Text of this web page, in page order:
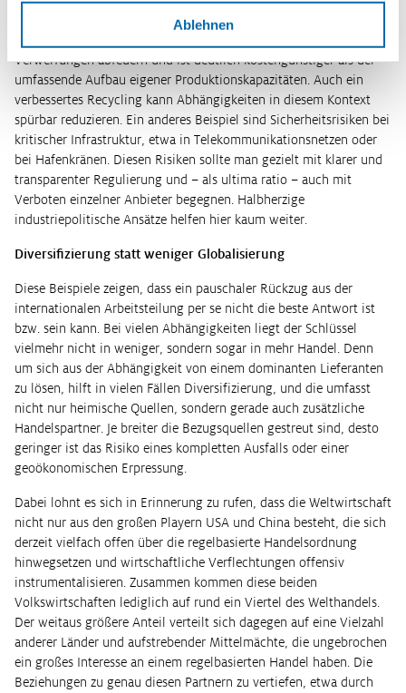
Ablehnen
Instrumente bereit, die sich auch miteinander kombinieren lassen.
Verwerfungen abfedern und ist deutlich kostengünstiger als der
umfassende Aufbau eigener Produktionskapazitäten. Auch ein
verbessertes Recycling kann Abhängigkeiten in diesem Kontext
spürbar reduzieren. Ein anderes Beispiel sind Sicherheitsrisiken bei
kritischer Infrastruktur, etwa in Telekommunikationsnetzen oder
bei Hafenkränen. Diesen Risiken sollte man gezielt mit klarer und
transparenter Regulierung und – als ultima ratio – auch mit
Verboten einzelner Anbieter begegnen. Halbherzige
industriepolitische Ansätze helfen hier kaum weiter.
Diversifizierung statt weniger Globalisierung
Diese Beispiele zeigen, dass ein pauschaler Rückzug aus der
internationalen Arbeitsteilung per se nicht die beste Antwort ist
bzw. sein kann. Bei vielen Abhängigkeiten liegt der Schlüssel
vielmehr nicht in weniger, sondern sogar in mehr Handel. Denn
um sich aus der Abhängigkeit von einem dominanten Lieferanten
zu lösen, hilft in vielen Fällen Diversifizierung, und die umfasst
nicht nur heimische Quellen, sondern gerade auch zusätzliche
Handelspartner. Je breiter die Bezugsquellen gestreut sind, desto
geringer ist das Risiko eines kompletten Ausfalls oder einer
geoökonomischen Erpressung.
Dabei lohnt es sich in Erinnerung zu rufen, dass die Weltwirtschaft
nicht nur aus den großen Playern USA und China besteht, die sich
derzeit vielfach offen über die regelbasierte Handelsordnung
hinwegsetzen und wirtschaftliche Verflechtungen offensiv
instrumentalisieren. Zusammen kommen diese beiden
Volkswirtschaften lediglich auf rund ein Viertel des Welthandels.
Der weitaus größere Anteil verteilt sich dagegen auf eine Vielzahl
anderer Länder und aufstrebender Mittelmächte, die ungebrochen
ein großes Interesse an einem regelbasierten Handel haben. Die
Beziehungen zu genau diesen Partnern zu vertiefen, etwa durch